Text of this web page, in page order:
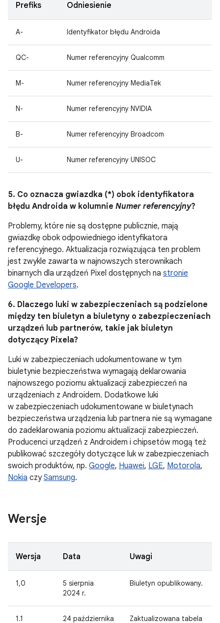
Prefiks Odniesienie
A- Identyfikator błędu Androida
QC- Numer referencyjny Qualcomm
M- Numer referencyjny MediaTek
N- Numer referencyjny NVIDIA
B- Numer referencyjny Broadcom
U- Numer referencyjny UNISOC
5. Co oznacza gwiazdka (*) obok identyfikatora
błędu Androida w kolumnie Numer referencyjny?
Problemy, które nie są dostępne publicznie, mają
gwiazdkę obok odpowiedniego identyfikatora
referencyjnego. Aktualizacja rozwiązująca ten problem
jest zwykle zawarta w najnowszych sterownikach
binarnych dla urządzeń Pixel dostępnych na stronie
Google Developers.
6. Dlaczego luki w zabezpieczeniach są podzielone
między ten biuletyn a biuletyny o zabezpieczeniach
urządzeń lub partnerów, takie jak biuletyn
dotyczący Pixela?
Luki w zabezpieczeniach udokumentowane w tym
biuletynie bezpieczeństwa wymagają deklarowania
najnowszego poziomu aktualizacji zabezpieczeń na
urządzeniach z Androidem. Dodatkowe luki
w zabezpieczeniach udokumentowane w biuletynach
bezpieczeństwa urządzenia lub partnera nie są wymagane
do zadeklarowania poziomu aktualizacji zabezpieczeń.
Producenci urządzeń z Androidem i chipsetów mogą też
publikować szczegóły dotyczące luk w zabezpieczeniach
swoich produktów, np. Google, Huawei, LGE, Motorola,
Nokia czySamsung.
Wersje
Wersja Data Uwagi
1,0
5 sierpnia
2024 r.
Biuletyn opublikowany.
1.1 24 października Zaktualizowana tabela